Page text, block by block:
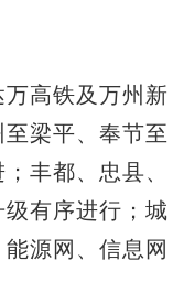
高铁及万州新
梁平、奉节至
丰都、忠县、
有序进行；城
源网、信息网